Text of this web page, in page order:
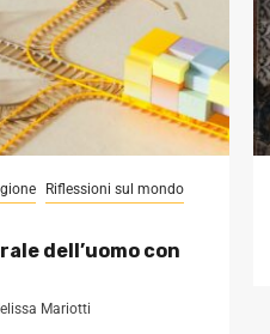
Riflessioni sul mondo
dell’uomo con
Mariotti